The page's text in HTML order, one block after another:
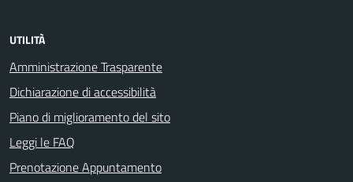
UTILITÀ
Amministrazione Trasparente
Dichiarazione di accessibilità
Piano di miglioramento del sito
Leggi le FAQ
Prenotazione Appuntamento